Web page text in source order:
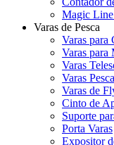
Magic
Varas de Pesca
Varas para
Varas para
Varas
Varas
Varas de
Cinto de
Suporte
Porta Varas
Expositor